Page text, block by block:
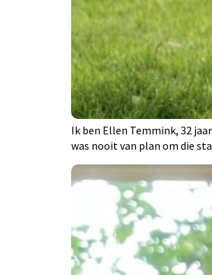
Ik ben Ellen Temmink, 32
was nooit van plan om die